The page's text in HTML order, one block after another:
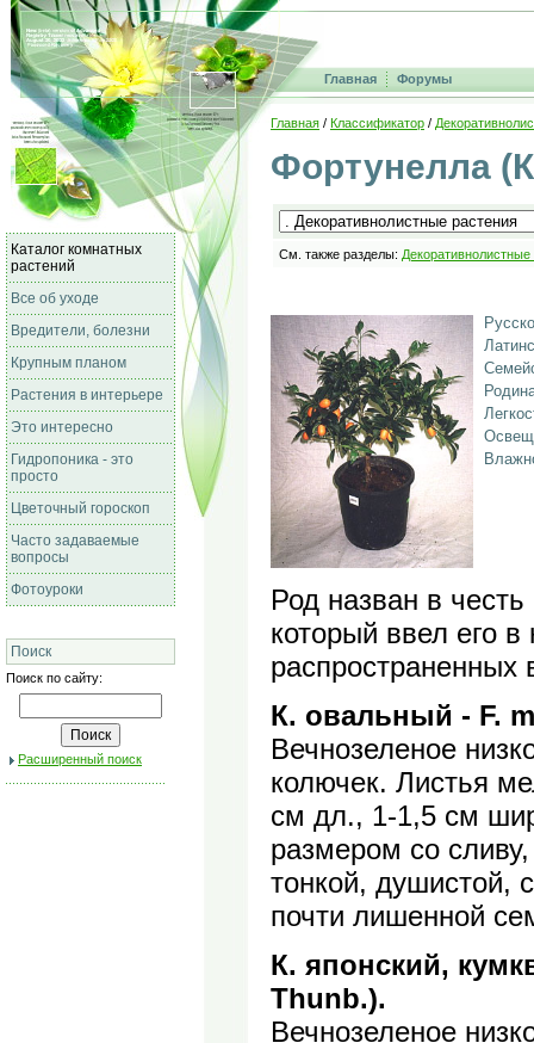
Главная Форумы
Каталог комнатных
растений
Все об уходе
Вредители, болезни
Крупным планом
Растения в интерьере
Это интересно
Гидропоника - это
просто
Цветочный гороскоп
Часто задаваемые
вопросы
Фотоуроки
Поиск
Поиск по сайту:
Расширенный поиск
Главная / Классификатор /
Фортунелла
См. также разделы: Декоративнолистные
Род назван в
который ввел его
К. овальный - F.
Вечнозеленое
колючек. Листья
см дл., 1-1,5 см
размером со
тонкой, душистой,
почти лишенной
К. японский,
Thunb.).
Вечнозеленое